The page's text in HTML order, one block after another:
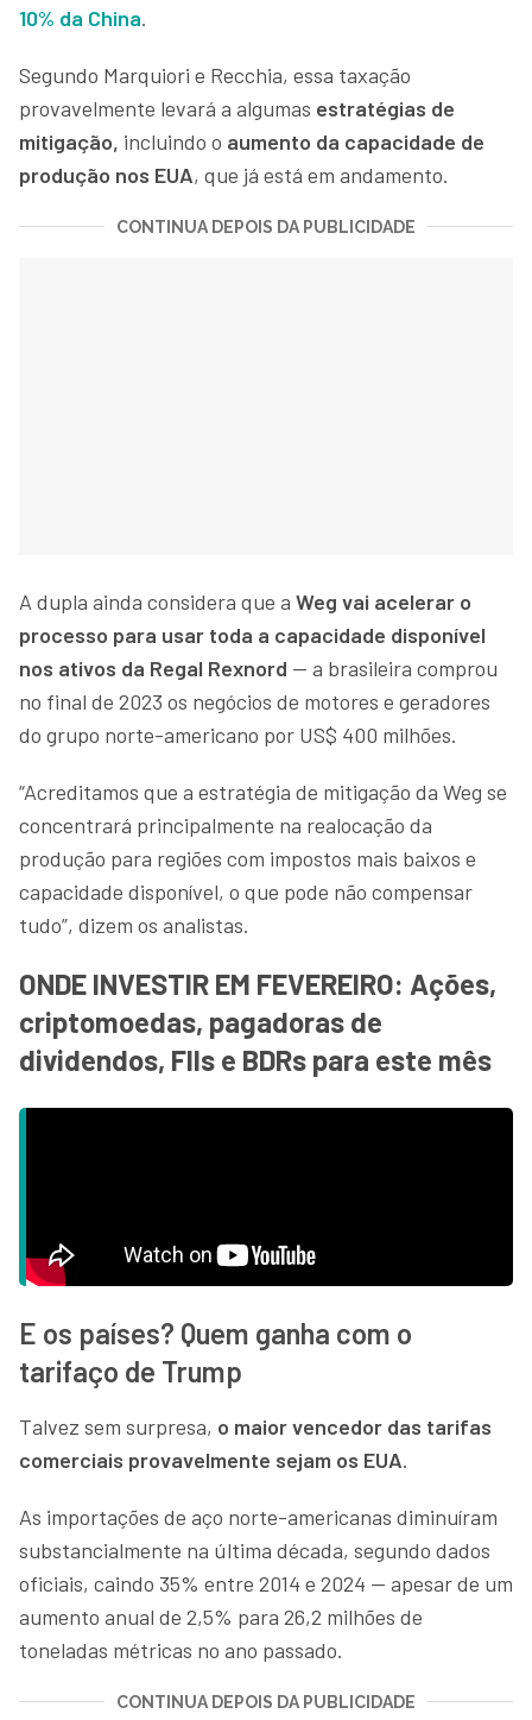
10% da China.
Segundo Marquiori e Recchia, essa taxação
provavelmente levará a algumas estratégias de
mitigação, incluindo o aumento da capacidade de
produção nos EUA, que já está em andamento.
CONTINUA DEPOIS DA PUBLICIDADE
A dupla ainda considera que a Weg vai acelerar o
processo para usar toda a capacidade disponível
nos ativos da Regal Rexnord — a brasileira comprou
no final de 2023 os negócios de motores e geradores
do grupo norte-americano por US$ 400 milhões.
“Acreditamos que a estratégia de mitigação da Weg se
concentrará principalmente na realocação da
produção para regiões com impostos mais baixos e
capacidade disponível, o que pode não compensar
tudo”, dizem os analistas.
ONDE INVESTIR EM FEVEREIRO: Ações,
criptomoedas, pagadoras de
dividendos, FIIs e BDRs para este mês
E os países? Quem ganha com o
tarifaço de Trump
Talvez sem surpresa, o maior vencedor das tarifas
comerciais provavelmente sejam os EUA.
As importações de aço norte-americanas diminuíram
substancialmente na última década, segundo dados
oficiais, caindo 35% entre 2014 e 2024 — apesar de um
aumento anual de 2,5% para 26,2 milhões de
toneladas métricas no ano passado.
CONTINUA DEPOIS DA PUBLICIDADE